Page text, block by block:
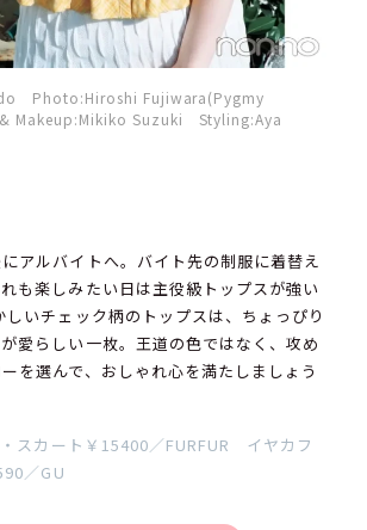
Photo:Hiroshi Fujiwara(Pygmy
Makeup:Mikiko Suzuki Styling:Aya
アルバイトへ。バイト先の制服に着替え
も楽しみたい日は主役級トップスが強い
いチェック柄のトップスは、ちょっぴり
愛らしい一枚。王道の色ではなく、攻め
を選んで、おしゃれ心を満たしましょう
スカート￥15400／FURFUR イヤカフ
／GU